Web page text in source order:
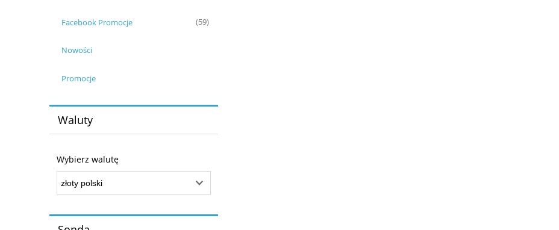
Facebook Promocje (59)
Nowości
Promocje
Waluty
Wybierz walutę